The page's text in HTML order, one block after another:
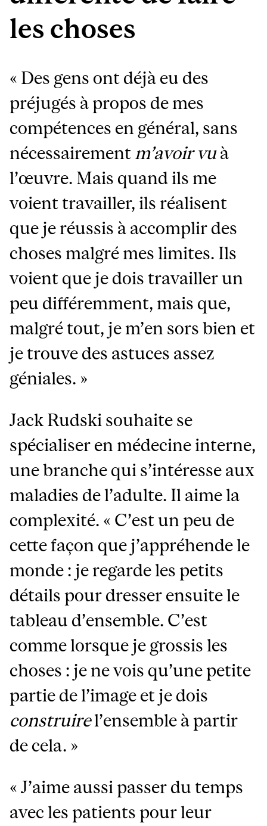
les choses
« Des gens ont déjà eu des
préjugés à propos de mes
compétences en général, sans
nécessairement m’avoir vuà
l’œuvre. Mais quand ils me
voient travailler, ils réalisent
que je réussis à accomplir des
choses malgré mes limites. Ils
voient que je dois travailler un
peu différemment, mais que,
malgré tout, je m’en sors bien et
je trouve des astuces assez
géniales. »
Jack Rudski souhaite se
spécialiser en médecine interne,
une branche qui s’intéresse aux
maladies de l’adulte. Il aime la
complexité. « C’est un peu de
cette façon que j’appréhende le
monde : je regarde les petits
détails pour dresser ensuite le
tableau d’ensemble. C’est
comme lorsque je grossis les
choses : je ne vois qu’une petite
partie de l’image et je dois
construirel’ensemble à partir
de cela. »
« J’aime aussi passer du temps
avec les patients pour leur